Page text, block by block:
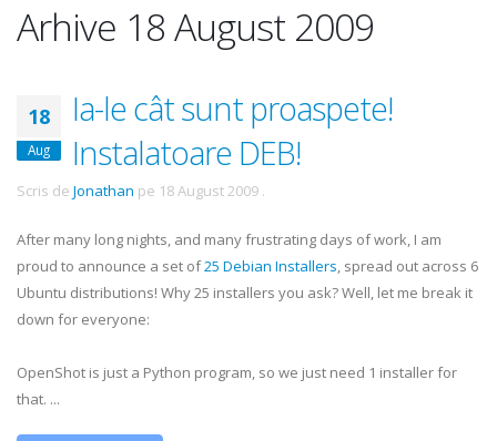
Arhive 18 August 2009
18
Aug
Ia-le cât sunt proaspete!
Instalatoare DEB!
Scris de Jonathan pe 18 August 2009 .
After many long nights, and many frustrating days of work, I am
proud to announce a set of25 Debian Installers, spread out across 6
Ubuntu distributions! Why 25 installers you ask? Well, let me break it
down for everyone:
OpenShot is just a Python program, so we just need 1 installer for
that. ...